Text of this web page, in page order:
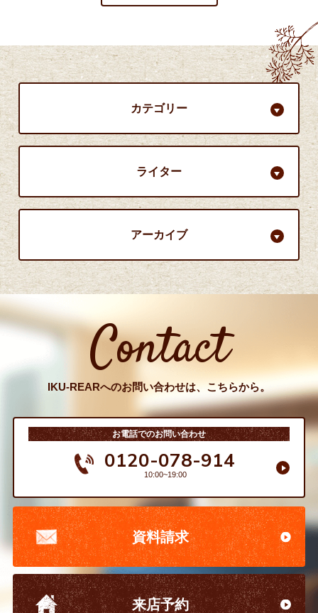
カテゴリー
ライター
アーカイブ
Contact
IKU-REARへのお問い合わせは、こちらから。
お電話でのお問い合わせ
0120-078-914
10:00~19:00
資料請求
来店予約